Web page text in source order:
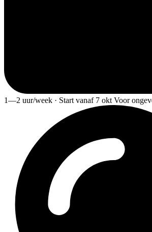
1—2 uur/week · Start vanaf 7 okt Voor